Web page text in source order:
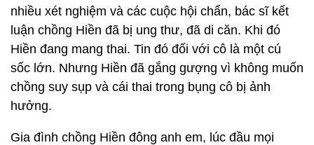
nhiều xét nghiệm và các cuộc hội chẩn, bác sĩ kết
luận chồng Hiền đã bị ung thư, đã di căn. Khi đó
Hiền đang mang thai. Tin đó đối với cô là một cú
sốc lớn. Nhưng Hiền đã gắng gượng vì không muốn
chồng suy sụp và cái thai trong bụng cô bị ảnh
hưởng.
Gia đình chồng Hiền đông anh em, lúc đầu mọi